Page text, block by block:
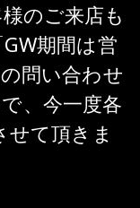
のご来店も
期間は営
問い合わせ
、今一度各
せて頂きま